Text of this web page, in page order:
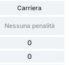
Carriera
Nessuna penalità
0
0